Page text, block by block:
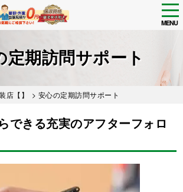
MENU
定期訪問サポート
店【】 > 安心の定期訪問サポート
できる充実のアフターフォロ